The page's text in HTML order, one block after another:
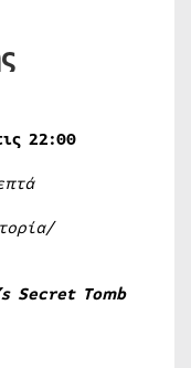
22:00
Secret Tomb